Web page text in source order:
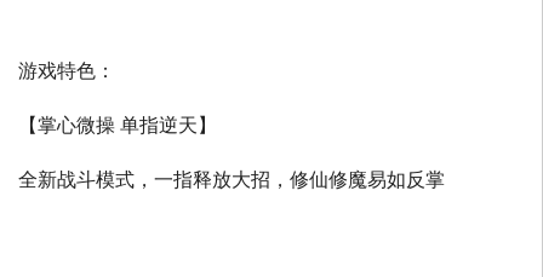
游戏特色：
【掌心微操 单指逆天】
全新战斗模式，一指释放大招，修仙修魔易如反掌